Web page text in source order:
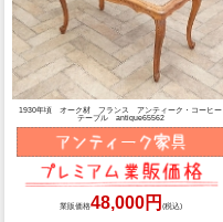
1930年頃 オーク材 フランス アンティーク・コーヒー
テーブル antique65562
業販価格48,000円 (税込)